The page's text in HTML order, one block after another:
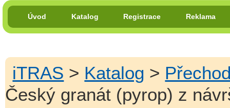
Úvod Katalog Registrace Reklama
iTRAS > Katalog >
Český granát (pyrop) z